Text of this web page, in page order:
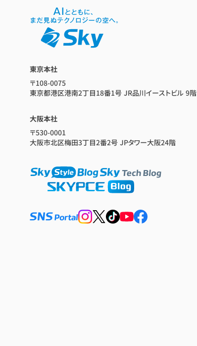
東京本社
〒108-0075
東京都港区港南2丁目18番1号 JR品川イーストビル 9階
大阪本社
〒530-0001
大阪市北区梅田3丁目2番2号 JPタワー大阪24階